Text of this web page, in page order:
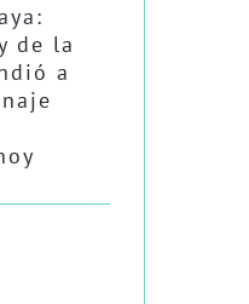
de la
a